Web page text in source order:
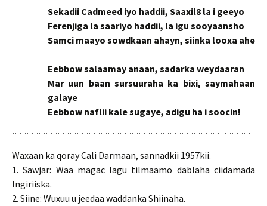
Sekadii Cadmeed iyo haddii, Saaxil8 la i geeyo
Ferenjiga la saariyo haddii, la igu sooyaansho
Samci maayo sowdkaan ahayn, siinka looxa ahe
Eebbow salaamay anaan, sadarka weydaaran
Mar uun baan sursuuraha ka bixi, saymahaan
galaye
Eebbow naflii kale sugaye, adigu ha i soocin!
Waxaan ka qoray Cali Darmaan, sannadkii 1957kii.
1. Sawjar: Waa magac lagu tilmaamo dablaha ciidamada
Ingiriiska.
2. Siine: Wuxuu u jeedaa waddanka Shiinaha.